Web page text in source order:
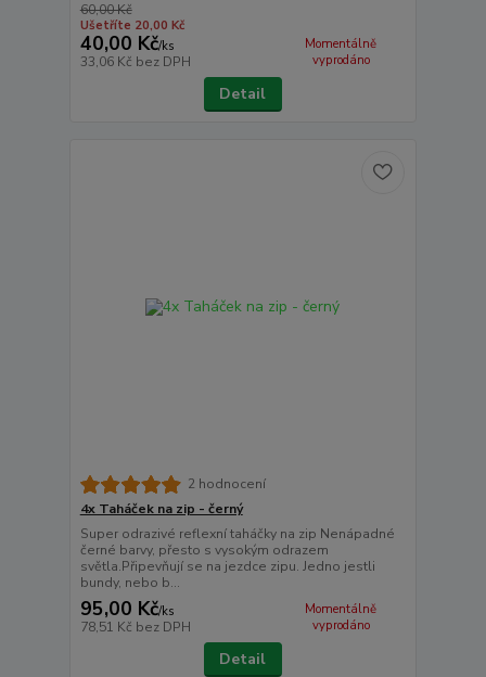
60,00 Kč
Ušetříte 20,00 Kč
40,00 Kč/ks
33,06 Kč bez DPH
Momentálně
vyprodáno
Detail
2 hodnocení
4x Taháček na zip - černý
Super odrazivé reflexní taháčky na zip Nenápadné
černé barvy, přesto s vysokým odrazem
světla.Připevňují se na jezdce zipu. Jedno jestli
bundy, nebo b...
95,00 Kč/ks
78,51 Kč bez DPH
Momentálně
vyprodáno
Detail